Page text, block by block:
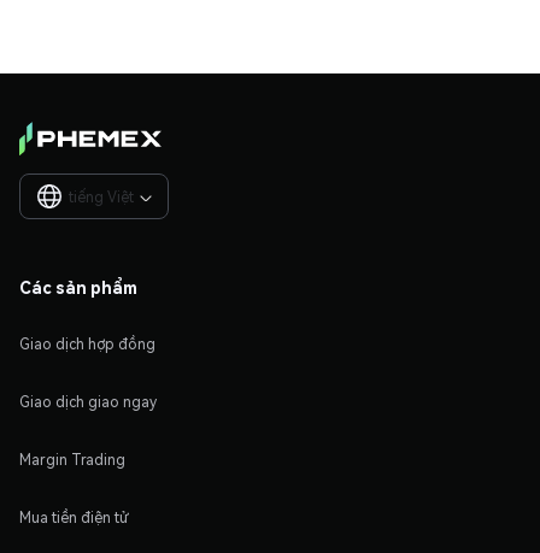
tiếng Việt 
Các sản phẩm
Giao dịch hợp đồng
Giao dịch giao ngay
Margin Trading
Mua tiền điện tử